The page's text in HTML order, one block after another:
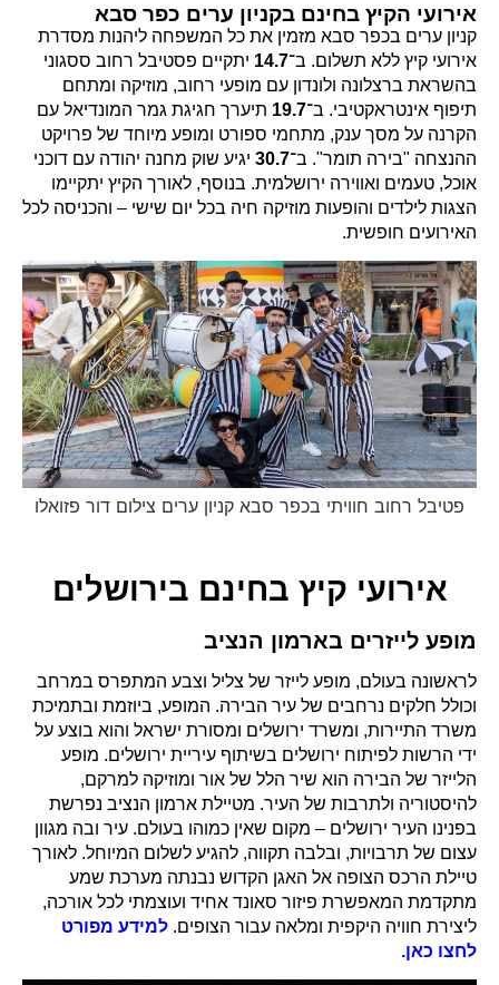
אירועי הקיץ בחינם בקניון ערים כפר סבא
קניון ערים בכפר סבא מזמין את כל המשפחה ליהנות מסדרת
אירועי קיץ ללא תשלום. ב־14.7 יתקיים פסטיבל רחוב ססגוני
בהשראת ברצלונה ולונדון עם מופעי רחוב, מוזיקה ומתחם
תיפוף אינטראקטיבי. ב־19.7 תיערך חגיגת גמר המונדיאל עם
הקרנה על מסך ענק, מתחמי ספורט ומופע מיוחד של פרויקט
ההנצחה "בירה תומר". ב־30.7 יגיע שוק מחנה יהודה עם דוכני
אוכל, טעמים ואווירה ירושלמית. בנוסף, לאורך הקיץ יתקיימו
הצגות לילדים והופעות מוזיקה חיה בכל יום שישי – והכניסה לכל
האירועים חופשית.
פטיבל רחוב חוויתי בכפר סבא קניון ערים צילום דור פזואלו
אירועי קיץ בחינם בירושלים
מופע לייזרים בארמון הנציב
לראשונה בעולם, מופע לייזר של צליל וצבע המתפרס במרחב
וכולל חלקים נרחבים של עיר הבירה. המופע, ביוזמת ובתמיכת
משרד התיירות, ומשרד ירושלים ומסורת ישראל והוא בוצע על
ידי הרשות לפיתוח ירושלים בשיתוף עיריית ירושלים. מופע
הלייזר של הבירה הוא שיר הלל של אור ומוזיקה למרקם,
להיסטוריה ולתרבות של העיר. מטיילת ארמון הנציב נפרשת
בפנינו העיר ירושלים – מקום שאין כמוהו בעולם. עיר ובה מגוון
עצום של תרבויות, ובלבה תקווה, להגיע לשלום המיוחל. לאורך
טיילת הרכס הצופה אל האגן הקדוש נבנתה מערכת שמע
מתקדמת המאפשרת פיזור סאונד אחיד ועוצמתי לכל אורכה,
ליצירת חוויה היקפית ומלאה עבור הצופים. למידע מפורט
לחצו כאן.